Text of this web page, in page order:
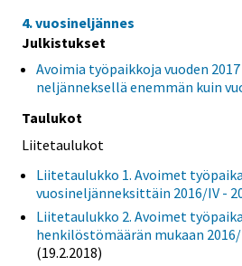
4. vuosineljännes
Julkistukset
Avoimia työpaikkoja vuoden
neljänneksellä enemmän kuin
Taulukot
Liitetaulukot
Liitetaulukko 1. Avoimet
vuosineljänneksittäin 2016/IV -
Liitetaulukko 2. Avoimet
henkilöstömäärän mukaan 2016/
(19.2.2018)